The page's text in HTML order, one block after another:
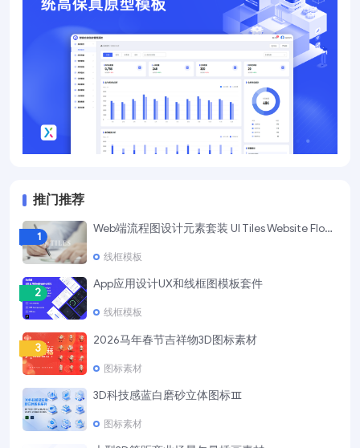
推门推荐
1
Web端流程图设计元素套装 UI Tiles Website Flowcharts
线框模板
2
App应用设计UX和线框图模板套件
线框模板
3
2026马年春节吉祥物3D图标素材
图标素材
4
3D科技感蓝白磨砂立体图标Ⅲ
图标素材